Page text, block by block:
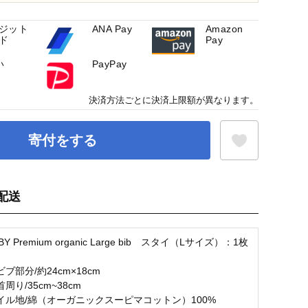
寄付をする
送
Premium organic Large bib スタイ（Lサイズ）：1枚
ブ部分/約24cm×18cm
/35cm~38cm
ル地/綿（オーガニックスーピマコットン）100%
ット
ANA Pay
Amazon
Pay
PayPay
決済方法ごとに決済上限額が異なります。